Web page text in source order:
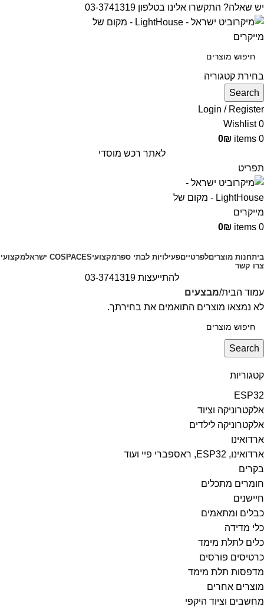
יש שאלה? התקשרו אלינו בטלפון 03-3741319
בחירת קטגוריה
Search
Login / Register
0
Wishlist
0
items
0₪
לאתר רכש מוסדי
תפריט
0
items
0₪
ביתחנות מוצריםלפרטייםפעילויות לבתי ספרמקצועיCOSPACES ישראל
מקצועי
צרו קשר
להתייעצות 03-3741319
קטגוריות
ESP32
אלקטרוניקה וציוד
אלקטרוניקה לילדים
ארדואינו
ארדואינו, ESP32, ראספברי פיי ועוד
בקרים
חומרים מתכלים
חיישנים
כבלים ומתאמים
כלי מדידה
כלים לתלת מימד
כרטיסים פורסים
מדפסות תלת מימד
מוצרים אחרים
מחשבים וציוד היקפי
עמוד הבית מבצעים
לא נמצאו מוצרים התואמים את בחירתך.
Search